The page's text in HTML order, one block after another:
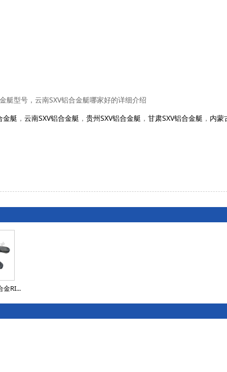
艇型号，云南SXV铝合金艇哪家好的详细介绍
金艇 ， 云南SXV铝合金艇 ， 贵州SXV铝合金艇 ， 甘肃SXV铝合金艇 ， 内蒙
金RI...